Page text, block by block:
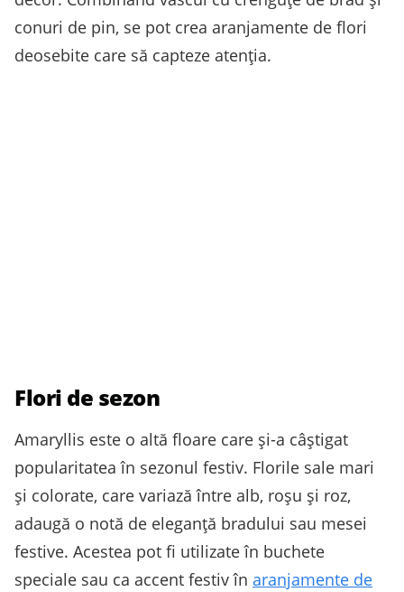
conuri de pin, se pot crea aranjamente de flori
deosebite care să capteze atenția.
Flori de sezon
Amaryllis este o altă floare care și-a câștigat
popularitatea în sezonul festiv. Florile sale mari
și colorate, care variază între alb, roșu și roz,
adaugă o notă de eleganță bradului sau mesei
festive. Acestea pot fi utilizate în buchete
speciale sau ca accent festiv în aranjamente de